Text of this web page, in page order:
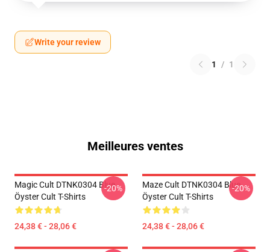
Write your review
1 / 1
Meilleures ventes
Magic Cult DTNK0304 Blue
Öyster Cult T-Shirts
24,38 € - 28,06 €
-20%
Maze Cult DTNK0304 Blue
Öyster Cult T-Shirts
24,38 € - 28,06 €
-20%